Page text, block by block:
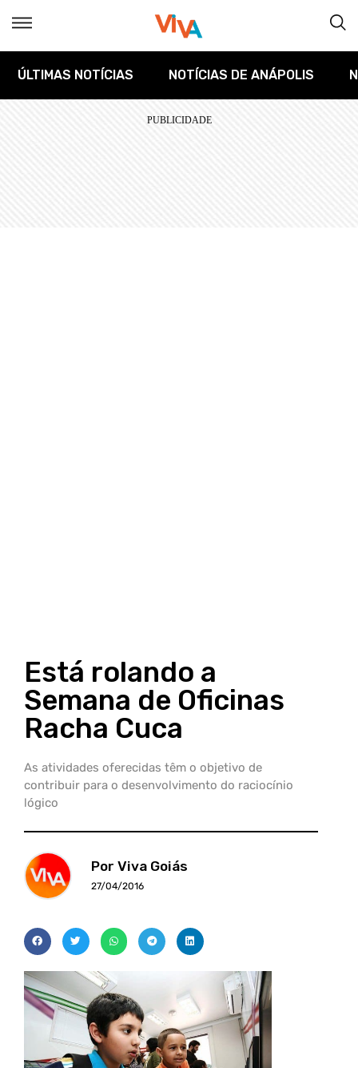
ÚLTIMAS NOTÍCIAS NOTÍCIAS DE ANÁPOLIS
Está rolando a
Semana de Oficinas
Racha Cuca
As atividades oferecidas têm o objetivo de
contribuir para o desenvolvimento do raciocínio
lógico
Por Viva Goiás
27/04/2016